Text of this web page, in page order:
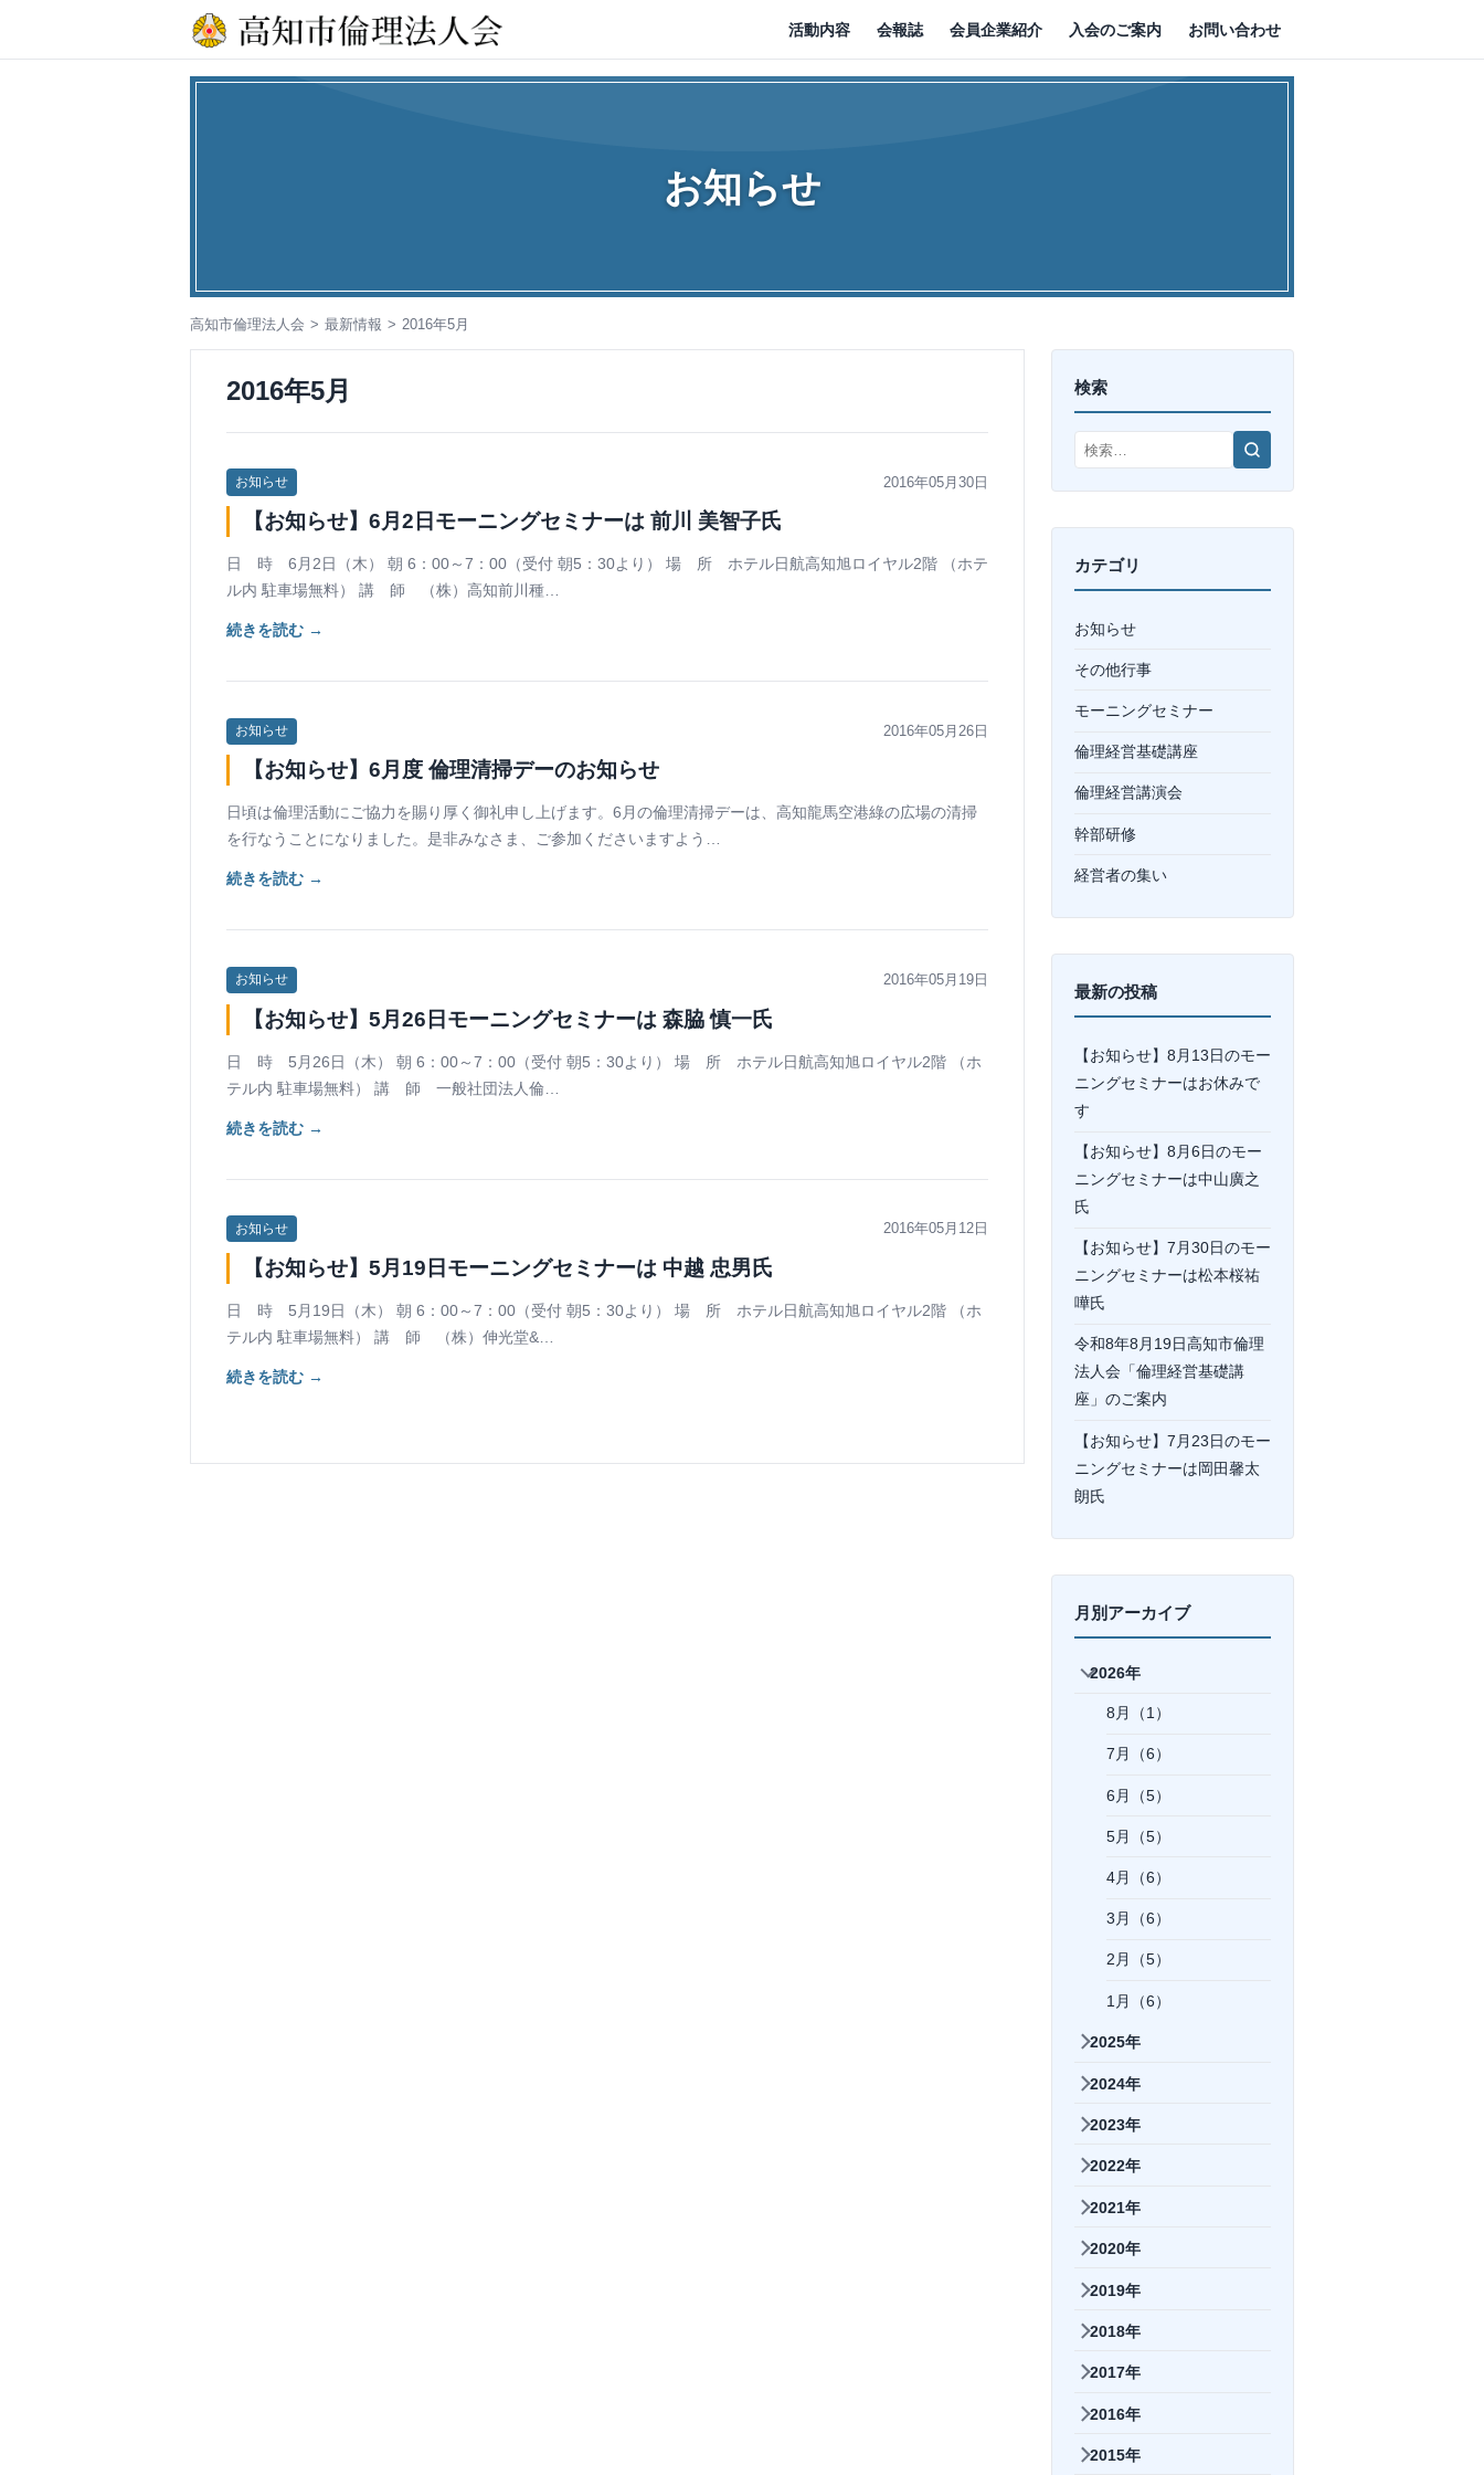
活動内容 会報誌 会員企業紹介 入会のご案内 お問い合わせ
お知らせ
高知市倫理法人会 最新情報 2016年5月
2016年5月
お知らせ 2016年05月30日
【お知らせ】6月2日モーニングセミナーは 前川 美智子氏
日 時 6月2日（木） 朝 6：00～7：00（受付 朝5：30より） 場 所 ホテル日航高知旭ロイヤル2階 （ホテ
ル内 駐車場無料） 講 師 （株）高知前川種…
続きを読む →
お知らせ 2016年05月26日
【お知らせ】6月度 倫理清掃デーのお知らせ
日頃は倫理活動にご協力を賜り厚く御礼申し上げます。6月の倫理清掃デーは、高知龍馬空港綠の広場の清掃
を行なうことになりました。是非みなさま、ご参加くださいますよう…
続きを読む →
お知らせ 2016年05月19日
【お知らせ】5月26日モーニングセミナーは 森脇 慎一氏
日 時 5月26日（木） 朝 6：00～7：00（受付 朝5：30より） 場 所 ホテル日航高知旭ロイヤル2階 （ホ
テル内 駐車場無料） 講 師 一般社団法人倫…
続きを読む →
お知らせ 2016年05月12日
【お知らせ】5月19日モーニングセミナーは 中越 忠男氏
日 時 5月19日（木） 朝 6：00～7：00（受付 朝5：30より） 場 所 ホテル日航高知旭ロイヤル2階 （ホ
テル内 駐車場無料） 講 師 （株）伸光堂&…
続きを読む →
検索
検
カテゴリ
お知らせ
その他行事
モーニングセミナー
倫理経営基礎講座
倫理経営講演会
幹部研修
経営者の集い
最新の投稿
【お知らせ】8月13日のモー
ニングセミナーはお休みで
す
【お知らせ】8月6日のモー
ニングセミナーは中山廣之
氏
【お知らせ】7月30日のモー
ニングセミナーは松本桜祐
嘩氏
令和8年8月19日高知市倫理
法人会「倫理経営基礎講
座」のご案内
【お知らせ】7月23日のモー
ニングセミナーは岡⽥馨太
朗氏
月別アーカイブ
2026年
8月（1）
7月（6）
6月（5）
5月（5）
4月（6）
3月（6）
2月（5）
1月（6）
2025年
2024年
2023年
2022年
2021年
2020年
2019年
2018年
2017年
2016年
2015年